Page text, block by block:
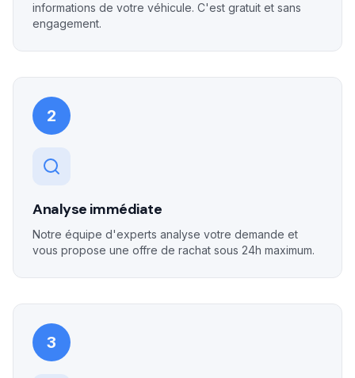
informations de votre véhicule. C'est gratuit et sans
engagement.
2
Analyse immédiate
Notre équipe d'experts analyse votre demande et
vous propose une offre de rachat sous 24h maximum.
3